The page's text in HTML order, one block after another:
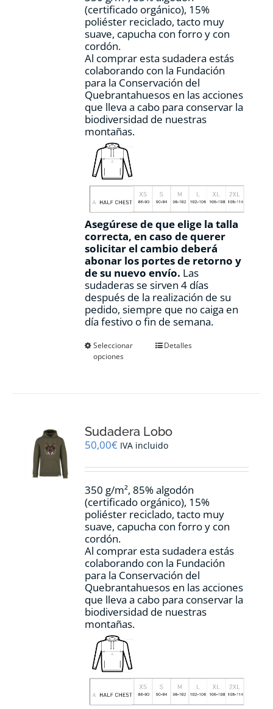
de
producto
(certificado orgánico), 15%
poliéster reciclado, tacto muy
suave, capucha con forro y con
cordón.
Al comprar esta sudadera estás
colaborando con la Fundación
para la Conservación del
Quebrantahuesos en las acciones
que lleva a cabo para conservar la
biodiversidad de nuestras
montañas.
Asegúrese de que elige la talla
correcta, en caso de querer
solicitar el cambio deberá
abonar los portes de retorno y
de su nuevo envío. Las
sudaderas se sirven 4 días
después de la realización de su
pedido, siempre que no caiga en
día festivo o fin de semana.
Seleccionar
opciones
Este
se
pueden
en
página
de
producto
Detalles
Sudadera Lobo
50,00€ IVA incluido
350 g/m², 85% algodón
(certificado orgánico), 15%
poliéster reciclado, tacto muy
suave, capucha con forro y con
cordón.
Al comprar esta sudadera estás
colaborando con la Fundación
para la Conservación del
Quebrantahuesos en las acciones
que lleva a cabo para conservar la
biodiversidad de nuestras
montañas.